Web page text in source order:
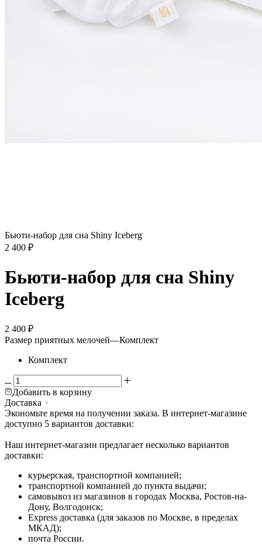
Бьюти-набор для сна Shiny Iceberg
2 400 ₽
Бьюти-набор для сна Shiny
Iceberg
2 400 ₽
Размер приятных мелочей—Комплект
Комплект
Добавить в корзину
Доставка
Экономьте время на получении заказа. В интернет-магазине
доступно 5 вариантов доставки:
Наш интернет-магазин предлагает несколько вариантов
доставки:
курьерская, транспортной компанией;
транспортной компанией до пункта выдачи;
самовывоз из магазинов в городах Москва, Ростов-на-
Дону, Волгодонск;
Express доставка (для заказов по Москве, в пределах
МКАД);
почта России.